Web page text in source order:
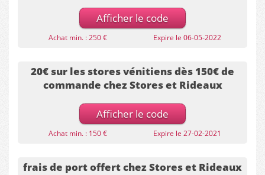
Afficher le code
Achat min. : 250 € Expire le 06-05-2022
20€ sur les stores vénitiens dès 150€ de
commande chez Stores et Rideaux
Afficher le code
Achat min. : 150 € Expire le 27-02-2021
frais de port offert chez Stores et Rideaux